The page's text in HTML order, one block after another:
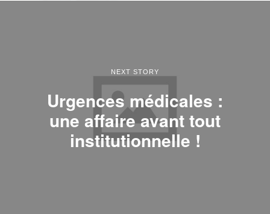
NEXT STORY
Urgences médicales :
une affaire avant tout
institutionnelle !